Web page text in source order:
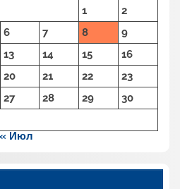
1
2
6 7 8
9
13 14 15
16
20 21 22
23
27 28 29
30
« Июл